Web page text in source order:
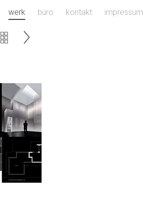
werk büro kontakt impressum